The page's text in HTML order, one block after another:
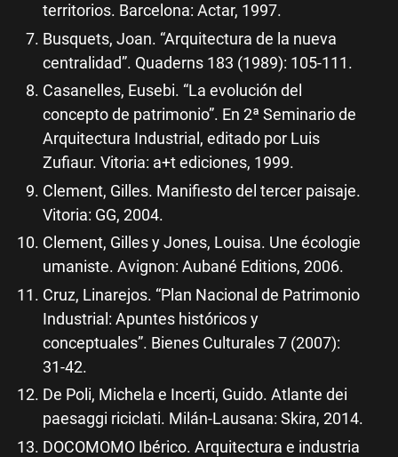
territorios. Barcelona: Actar, 1997.
Busquets, Joan. “Arquitectura de la nueva
centralidad”. Quaderns 183 (1989): 105-111.
Casanelles, Eusebi. “La evolución del
concepto de patrimonio”. En 2ª Seminario de
Arquitectura Industrial, editado por Luis
Zufiaur. Vitoria: a+t ediciones, 1999.
Clement, Gilles. Manifiesto del tercer paisaje.
Vitoria: GG, 2004.
Clement, Gilles y Jones, Louisa. Une écologie
umaniste. Avignon: Aubané Editions, 2006.
Cruz, Linarejos. “Plan Nacional de Patrimonio
Industrial: Apuntes históricos y
conceptuales”. Bienes Culturales 7 (2007):
31-42.
De Poli, Michela e Incerti, Guido. Atlante dei
paesaggi riciclati. Milán-Lausana: Skira, 2014.
DOCOMOMO Ibérico. Arquitectura e industria